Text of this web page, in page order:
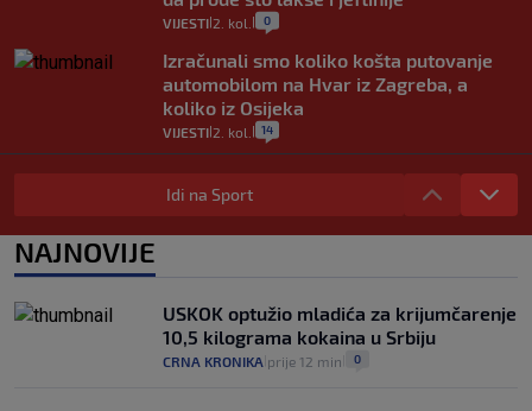
VIJESTI 2. kol. 0
Izračunali smo koliko košta putovanje
automobilom na Hvar iz Zagreba, a
koliko iz Osijeka
VIJESTI 2. kol. 14
"Kći je otišla na more, a zaboravila
zdravstvenu iskaznicu". Kakva su prava
pacijenata izvan mjesta prebivališta?
1
Plenković na 15 dana ukine mjere: "Ne bi
se dogodilo ništa. Vlada se zaljubila u te
intervencije"
Idi na Sport
NAJNOVIJE
USKOK optužio mladića za krijumčarenje
10,5 kilograma kokaina u Srbiju
CRNA KRONIKA prije 12 min 0